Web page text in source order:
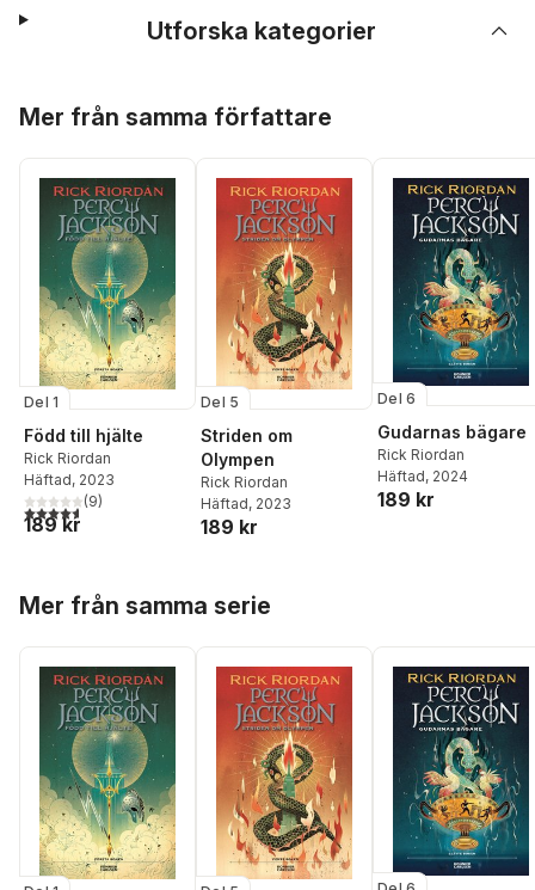
Utforska kategorier
Mer från samma författare
Del 1
Född till hjälte
Rick Riordan
Häftad, 2023
4,6utav 5 stjärnor. Totalt antal röster:
(9)
189 kr
Del 5
Striden om
Olympen
Rick Riordan
Häftad, 2023
189 kr
Del 6
Gudarnas bägare
Rick Riordan
Häftad, 2024
189 kr
Mer från samma serie